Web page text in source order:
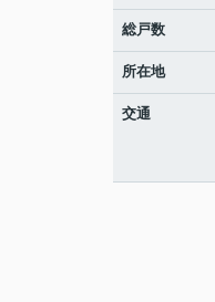
総戸数
所在地
交通